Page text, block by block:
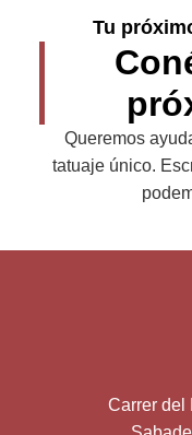
Tu
Queremos
tatuaje único.
Carrer del